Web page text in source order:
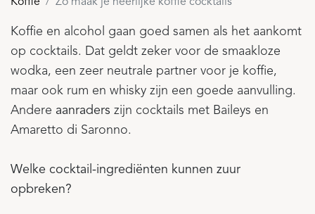
Koffie en alcohol gaan goed samen als het aankomt
op cocktails. Dat geldt zeker voor de smaakloze
wodka, een zeer neutrale partner voor je koffie,
maar ook rum en whisky zijn een goede aanvulling.
Andere aanraders zijn cocktails met Baileys en
Amaretto di Saronno.
Welke cocktail-ingrediënten kunnen zuur
opbreken?